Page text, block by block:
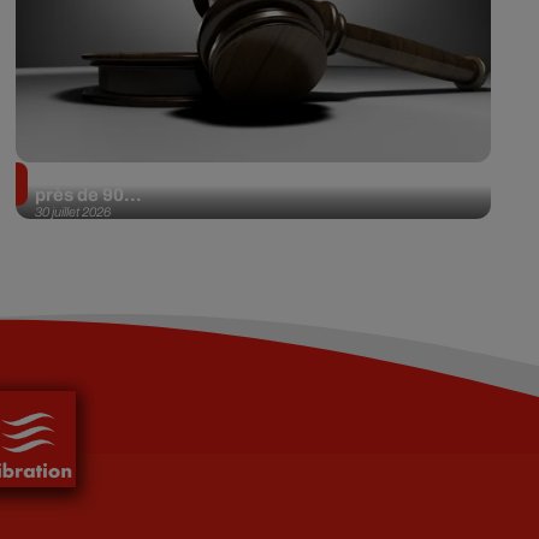
30 juillet 2026
près de 90...